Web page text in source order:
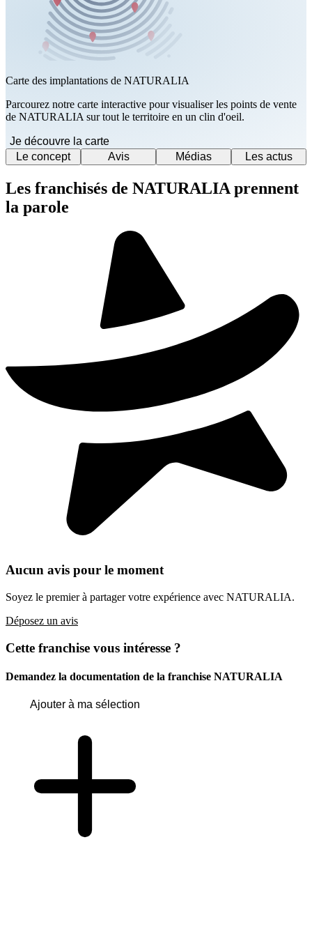
Carte des implantations de NATURALIA
Parcourez notre carte interactive pour visualiser les points de vente
de NATURALIA sur tout le territoire en un clin d'oeil.
Je découvre la carte
Le concept
Avis Médias Les actus
Les franchisés de NATURALIA prennent
la parole
Aucun avis pour le moment
Soyez le premier à partager votre expérience avec NATURALIA.
Déposez un avis
Cette franchise vous intéresse ?
Demandez la documentation de la franchise NATURALIA
Ajouter à ma sélection